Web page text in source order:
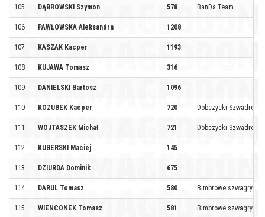
105 DĄBROWSKI Szymon 578 BanDa Team
106 PAWŁOWSKA Aleksandra 1208
107 KASZAK Kacper 1193
108 KUJAWA Tomasz 316
109 DANIELSKI Bartosz 1096
110 KOZUBEK Kacper 720 Dobczycki Szwadron
111 WOJTASZEK Michał 721 Dobczycki Szwadron
112 KUBERSKI Maciej 145
113 DZIURDA Dominik 675
114 DARUL Tomasz 580 Bimbrowe szwagry
115 WIENCONEK Tomasz 581 Bimbrowe szwagry